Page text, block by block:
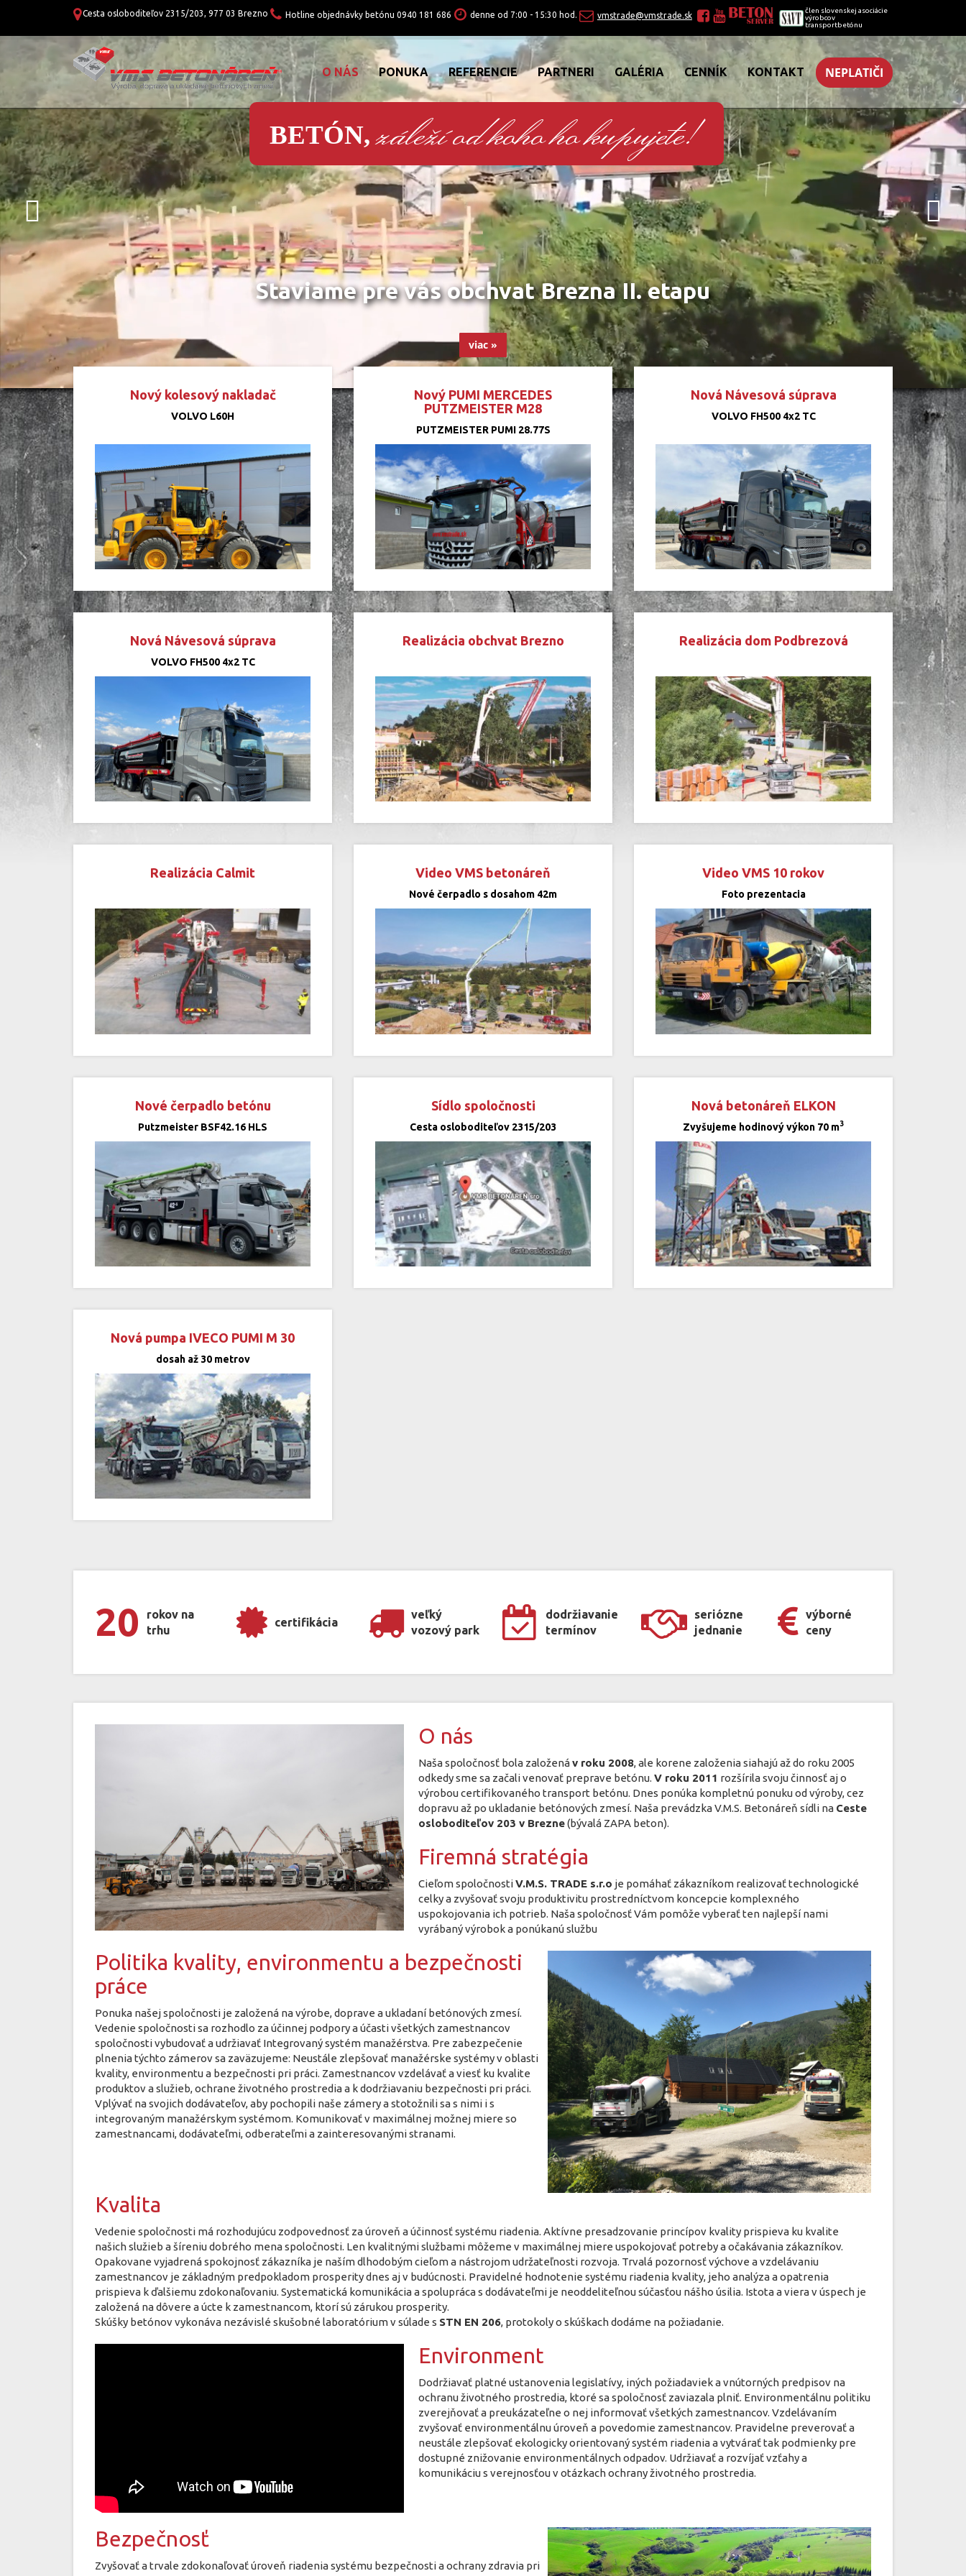
Cesta osloboditeľov 2315/203, 977 03 Brezno Hotline objednávky betónu 0940 181 686 denne od 7:00 - 15:30 hod. vmstrade@vmstrade.sk
člen slovenskej asociácie
výrobcov
transportbetónu
O NÁS PONUKA REFERENCIE PARTNERI GALÉRIA CENNÍK KONTAKT NEPLATIČI
BETÓN,záleží od koho ho kupujete!
Nové čerpadlo betónu PUTZMEISTER
s dosahom 42 metrov
viac »
Nový kolesový nakladač
VOLVO L60H
Nový PUMI MERCEDES
PUTZMEISTER M28
PUTZMEISTER PUMI 28.77S
Nová Návesová súprava
VOLVO FH500 4x2 TC
Nová Návesová súprava
VOLVO FH500 4x2 TC
Realizácia obchvat Brezno Realizácia dom Podbrezová
Realizácia Calmit Video VMS betonáreň
Nové čerpadlo s dosahom 42m
Video VMS 10 rokov
Foto prezentacia
Nové čerpadlo betónu
Putzmeister BSF42.16 HLS
Sídlo spoločnosti
Cesta osloboditeľov 2315/203
Nová betonáreň ELKON
Zvyšujeme hodinový výkon 70 m3
Nová pumpa IVECO PUMI M 30
dosah až 30 metrov
20
rokov na
trhu
certifikácia
veľký
vozový park
dodržiavanie
termínov
seriózne
jednanie
výborné
ceny
O nás
Naša spoločnosť bola založenáv roku 2008, ale korene založenia siahajú až do roku 2005
odkedy sme sa začali venovať preprave betónu. V roku 2011 rozšírila svoju činnosť aj o
výrobou certifikovaného transport betónu. Dnes ponúka kompletnú ponuku od výroby, cez
dopravu až po ukladanie betónových zmesí. Naša prevádzka V.M.S. Betonáreň sídli na Ceste
osloboditeľov 203 v Brezne(bývalá ZAPA beton).
Firemná stratégia
Cieľom spoločnostiV.M.S. TRADE s.r.o je pomáhať zákazníkom realizovať technologické
celky a zvyšovať svoju produktivitu prostredníctvom koncepcie komplexného
uspokojovania ich potrieb. Naša spoločnosť Vám pomôže vyberať ten najlepší nami
vyrábaný výrobok a ponúkanú službu
Politika kvality, environmentu a bezpečnosti
práce
Ponuka našej spoločnosti je založená na výrobe, doprave a ukladaní betónových zmesí.
Vedenie spoločnosti sa rozhodlo za účinnej podpory a účasti všetkých zamestnancov
spoločnosti vybudovať a udržiavať Integrovaný systém manažérstva. Pre zabezpečenie
plnenia týchto zámerov sa zaväzujeme: Neustále zlepšovať manažérske systémy v oblasti
kvality, environmentu a bezpečnosti pri práci. Zamestnancov vzdelávať a viesť ku kvalite
produktov a služieb, ochrane životného prostredia a k dodržiavaniu bezpečnosti pri práci.
Vplývať na svojich dodávateľov, aby pochopili naše zámery a stotožnili sa s nimi i s
integrovaným manažérskym systémom. Komunikovať v maximálnej možnej miere so
zamestnancami, dodávateľmi, odberateľmi a zainteresovanými stranami.
Kvalita
Vedenie spoločnosti má rozhodujúcu zodpovednosť za úroveň a účinnosť systému riadenia. Aktívne presadzovanie princípov kvality prispieva ku kvalite
našich služieb a šíreniu dobrého mena spoločnosti. Len kvalitnými službami môžeme v maximálnej miere uspokojovať potreby a očakávania zákazníkov.
Opakovane vyjadrená spokojnosť zákazníka je naším dlhodobým cieľom a nástrojom udržateľnosti rozvoja. Trvalá pozornosť výchove a vzdelávaniu
zamestnancov je základným predpokladom prosperity dnes aj v budúcnosti. Pravidelné hodnotenie systému riadenia kvality, jeho analýza a opatrenia
prispieva k ďalšiemu zdokonaľovaniu. Systematická komunikácia a spolupráca s dodávateľmi je neoddeliteľnou súčasťou nášho úsilia. Istota a viera v úspech je
založená na dôvere a úcte k zamestnancom, ktorí sú zárukou prosperity.
Skúšky betónov vykonáva nezávislé skušobné laboratórium v súlade s STN EN 206, protokoly o skúškach dodáme na požiadanie.
Environment
Dodržiavať platné ustanovenia legislatívy, iných požiadaviek a vnútorných predpisov na
ochranu životného prostredia, ktoré sa spoločnosť zaviazala plniť. Environmentálnu politiku
zverejňovať a preukázateľne o nej informovať všetkých zamestnancov. Vzdelávaním
zvyšovať environmentálnu úroveň a povedomie zamestnancov. Pravidelne preverovať a
neustále zlepšovať ekologicky orientovaný systém riadenia a vytvárať tak podmienky pre
dostupné znižovanie environmentálnych odpadov. Udržiavať a rozvíjať vzťahy a
komunikáciu s verejnosťou v otázkach ochrany životného prostredia.
Bezpečnosť
Zvyšovať a trvale zdokonaľovať úroveň riadenia systému bezpečnosti a ochrany zdravia pri